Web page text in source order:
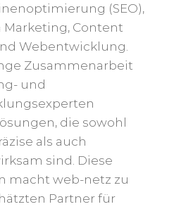
(SEO),
Marketing, Content
Webentwicklung.
Zusammenarbeit
und
die sowohl
als auch
sind. Diese
macht web-netz zu
Partner für